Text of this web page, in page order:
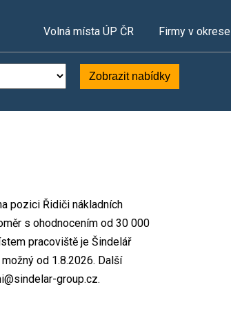
Volná místa ÚP ČR Firmy v okrese
Zobrazit nabídky
pozici Řidiči nákladních
s ohodnocením od 30 000
pracoviště je Šindelář
od 1.8.2026. Další
group.cz.